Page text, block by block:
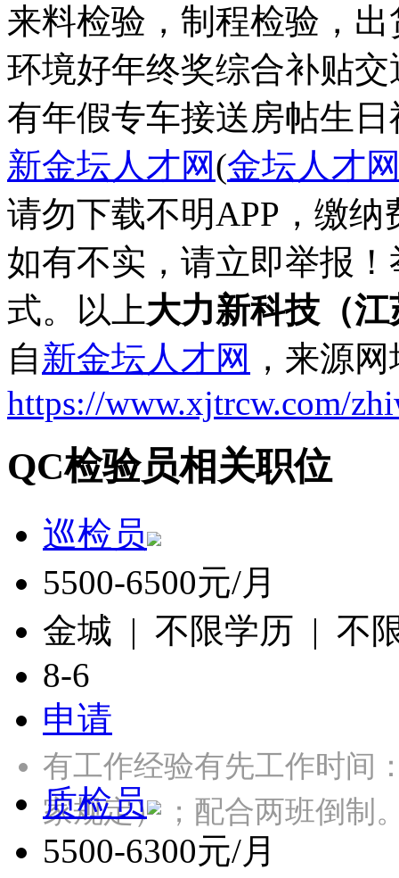
来料检验，制程检验，出
环境好年终奖综合补贴交
有年假专车接送 房帖生日
新金坛人才网(金坛人才
请勿下载不明APP，缴
如有不实，请立即举报
式。以上大力新科技（
自新金坛人才网 ，来源
https://www.xjtrcw.com/
QC检验员相关职位
巡检员
5500-6500元/月
金城 | 不限学历 | 不
8-6
申请
有工作经验有先工作时间
家规定）；配合两班倒
质检员
5500-6300元/月